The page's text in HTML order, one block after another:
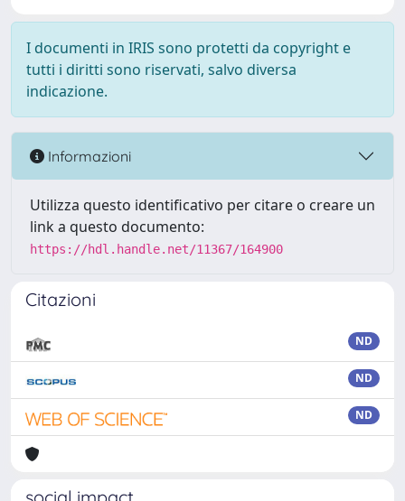
I documenti in IRIS sono protetti da copyright e
tutti i diritti sono riservati, salvo diversa
indicazione.
Informazioni
Utilizza questo identificativo per citare o creare un
link a questo documento:
https://hdl.handle.net/11367/164900
Citazioni
ND
ND
ND